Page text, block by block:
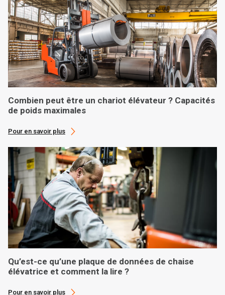
Combien peut être un chariot élévateur ? Capacités
de poids maximales
Pour en savoir plus
Qu’est-ce qu’une plaque de données de chaise
élévatrice et comment la lire ?
Pour en savoir plus